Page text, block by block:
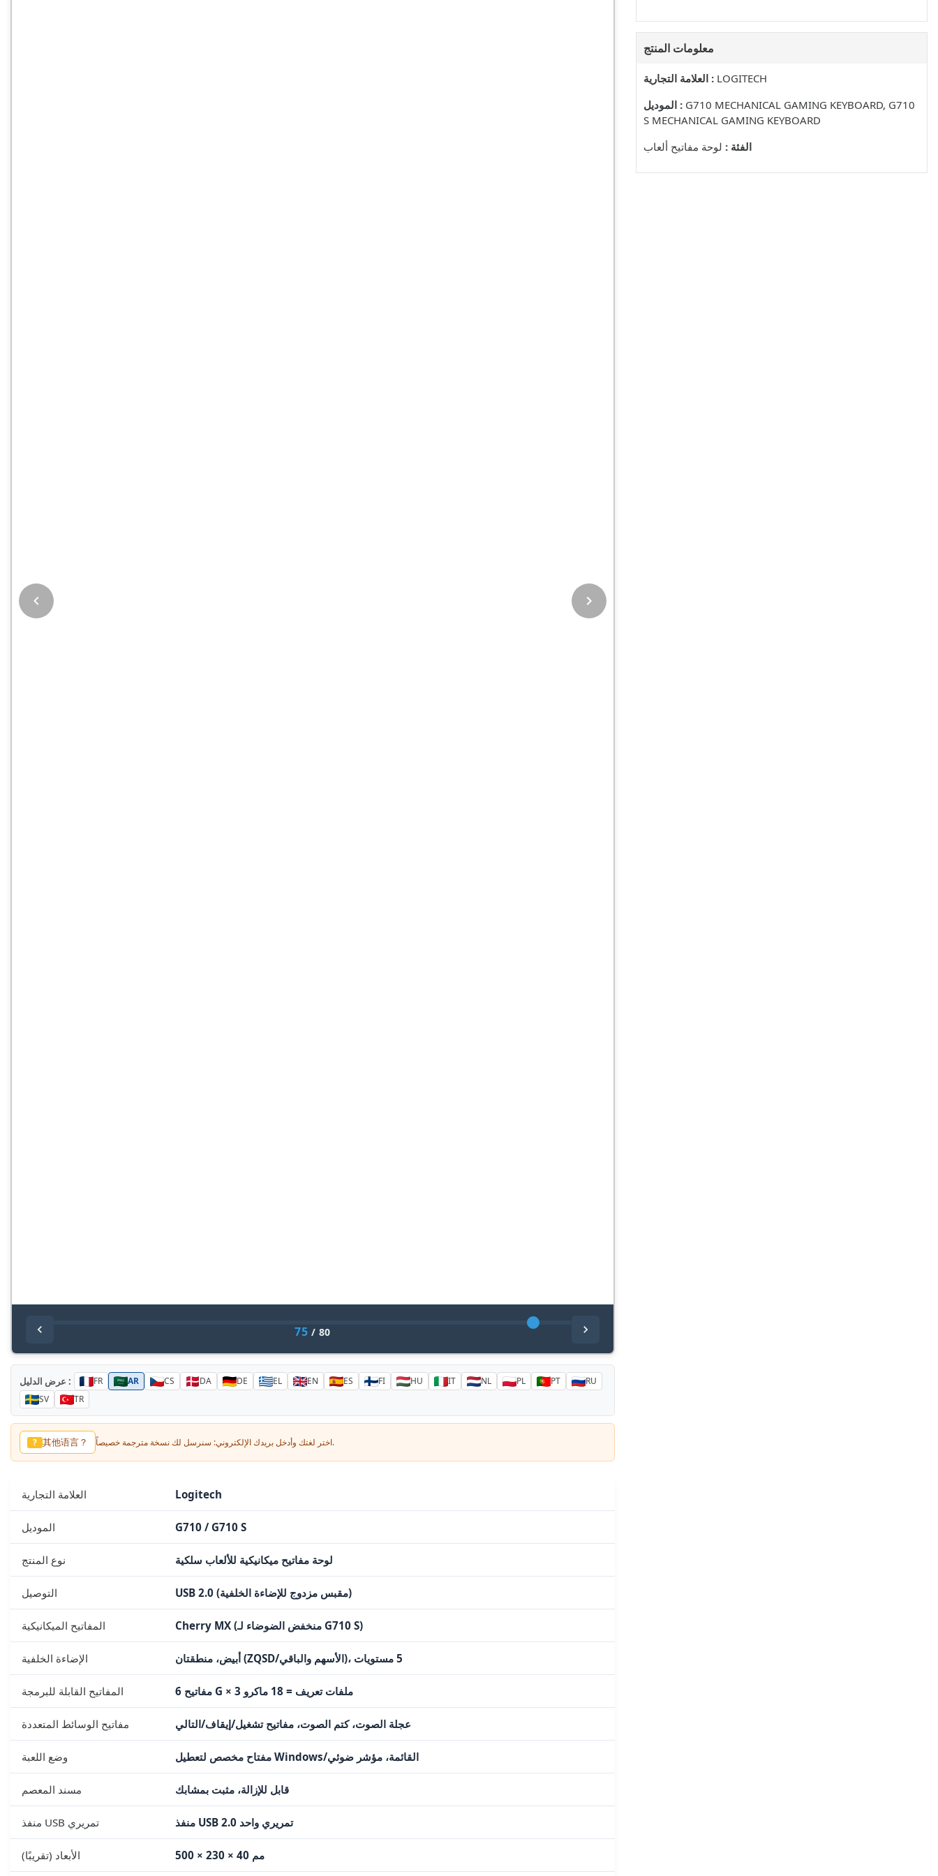
75 / 80
عرض الدليل : FR AR CS DA DE EL EN ES FI HU IT NL PL PT
RU
SV
TR
? 其他语言？ اختر لغتك وأدخل بريدك الإلكتروني: سنرسل لك نسخة مترجمة خصيصاً.
العلامة التجارية Logitech
الموديل G710 / G710 S
نوع المنتج لوحة مفاتيح ميكانيكية للألعاب سلكية
التوصيل USB 2.0 (مقبس مزدوج للإضاءة الخلفية)
المفاتيح الميكانيكية Cherry MX (منخفض الضوضاء لـ G710 S)
الإضاءة الخلفية أبيض، منطقتان (ZQSD/الأسهم والباقي)، 5 مستويات
المفاتيح القابلة للبرمجة 6 مفاتيح G × 3 ملفات تعريف = 18 ماكرو
مفاتيح الوسائط المتعددة عجلة الصوت، كتم الصوت، مفاتيح تشغيل/إيقاف/التالي
وضع اللعبة مفتاح مخصص لتعطيل Windows/القائمة، مؤشر ضوئي
مسند المعصم قابل للإزالة، مثبت بمشابك
منفذ USB تمريري منفذ USB 2.0 تمريري واحد
الأبعاد (تقريبًا) 500 × 230 × 40 مم
معلومات المنتج
العلامة التجارية : LOGITECH
الموديل : G710 MECHANICAL GAMING KEYBOARD, G710
S MECHANICAL GAMING KEYBOARD
الفئة : لوحة مفاتيح ألعاب